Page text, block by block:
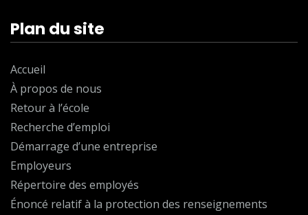
Plan du site
Accueil
À propos de nous
Retour à l’école
Recherche d’emploi
Démarrage d’une entreprise
Employeurs
Répertoire des employés
Énoncé relatif à la protection des renseignements